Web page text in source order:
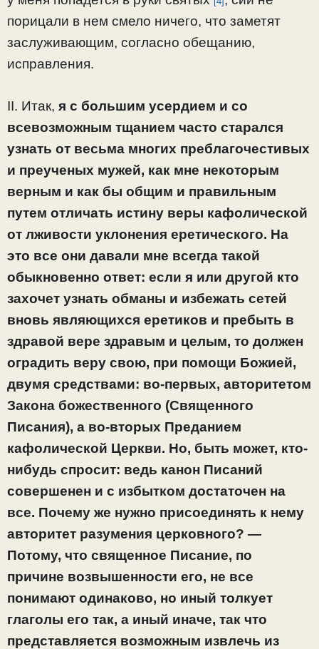
порицали в нем смело ничего, что заметят
заслуживающим, согласно обещанию,
исправления.
II. Итак, я с большим усердием и со
всевозможным тщанием часто старался
узнать от весьма многих преблагочестивых
и преученых мужей, как мне некоторым
верным и как бы общим и правильным
путем отличать истину веры кафолической
от лживости уклонения еретического. На
это все они давали мне всегда такой
обыкновенно ответ: если я или другой кто
захочет узнать обманы и избежать сетей
вновь являющихся еретиков и пребыть в
здравой вере здравым и целым, то должен
оградить веру свою, при помощи Божией,
двумя средствами: во-первых, авторитетом
Закона божественного (Священного
Писания), а во-вторых Преданием
кафолической Церкви. Но, быть может, кто-
нибудь спросит: ведь канон Писаний
совершенен и с избытком достаточен на
все. Почему же нужно присоединять к нему
авторитет разумения церковного? —
Потому, что священное Писание, по
причине возвышенности его, не все
понимают одинаково, но иный толкует
глаголы его так, а иный иначе, так что
представляется возможным извлечь из